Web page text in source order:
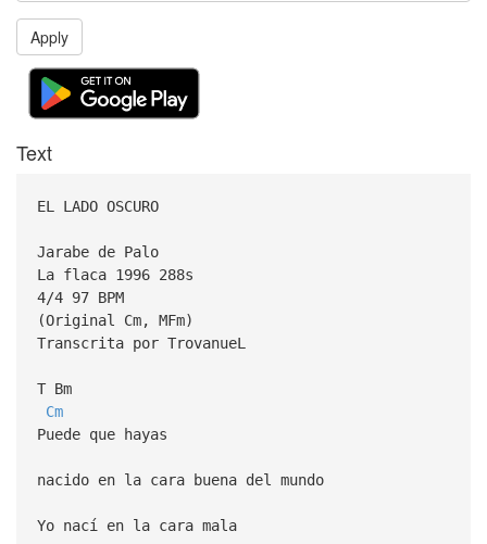
Apply
Text
EL LADO OSCURO
Jarabe de Palo
La flaca 1996 288s
4/4 97 BPM
(Original Cm, MFm)
Transcrita por TrovanueL
T Bm
Cm
Puede que hayas
nacido en la cara buena del mundo
Yo nací en la cara mala